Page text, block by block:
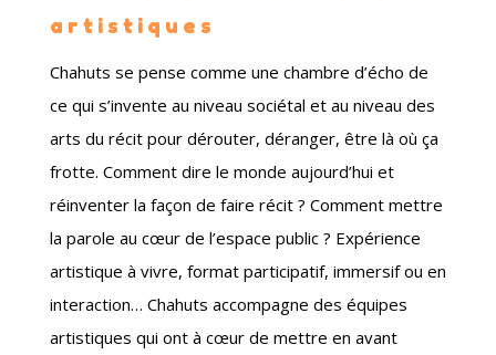
artistiques
Chahuts se pense comme une chambre d’écho de
ce qui s’invente au niveau sociétal et au niveau des
arts du récit pour dérouter, déranger, être là où ça
frotte. Comment dire le monde aujourd’hui et
réinventer la façon de faire récit ? Comment mettre
la parole au cœur de l’espace public ? Expérience
artistique à vivre, format participatif, immersif ou en
interaction… Chahuts accompagne des équipes
artistiques qui ont à cœur de mettre en avant